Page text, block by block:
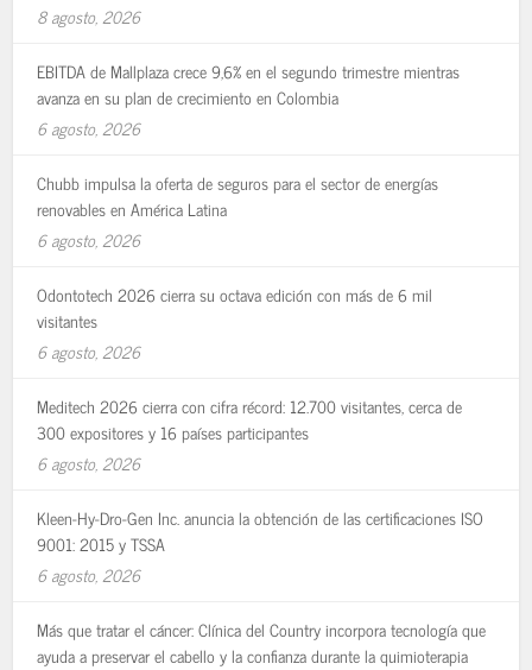
8 agosto, 2026
EBITDA de Mallplaza crece 9,6% en el segundo trimestre mientras
avanza en su plan de crecimiento en Colombia
6 agosto, 2026
Chubb impulsa la oferta de seguros para el sector de energías
renovables en América Latina
6 agosto, 2026
Odontotech 2026 cierra su octava edición con más de 6 mil
visitantes
6 agosto, 2026
Meditech 2026 cierra con cifra récord: 12.700 visitantes, cerca de
300 expositores y 16 países participantes
6 agosto, 2026
Kleen-Hy-Dro-Gen Inc. anuncia la obtención de las certificaciones ISO
9001: 2015 y TSSA
6 agosto, 2026
Más que tratar el cáncer: Clínica del Country incorpora tecnología que
ayuda a preservar el cabello y la confianza durante la quimioterapia